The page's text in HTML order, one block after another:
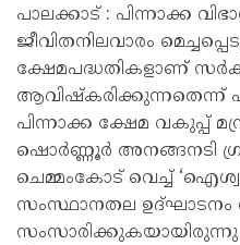
പാലക്കാട് : പിന്നാക്ക
ജീവിതനിലവാരം
ക്ഷേമപദ്ധതികളാണ്
ആവിഷ്കരിക്കുന്നതെന്ന്
പിന്നാക്ക ക്ഷേമ വകുപ്പ്
ഷൊർണ്ണൂർ അനങ്ങനടി
ചെമ്മംകോട് വെച്ച്
സംസ്ഥാനതല ഉദ്ഘാടനം